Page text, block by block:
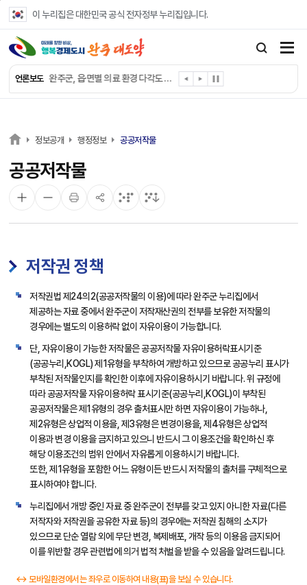
이 누리집은 대한민국 공식 전자정부 누리집입니다.
언론보도
완주군, ‘수의계약 총량제’ 개편 운영
완주군 청소년, 초록우산 지원으로 치과 치료
완주군, 읍·면별 의료 환경 다각도 진단한다
완주군, 모바일 헬스케어 “내 건강 변화 직접 확인”
정보공개 행정정보 공공저작물
공공저작물
저작권 정책
저작권법 제24의2(공공저작물의 이용)에 따라 완주군 누리집에서
제공하는 자료 중에서 완주군이 저작재산권의 전부를 보유한 저작물의
경우에는 별도의 이용허락 없이 자유이용이 가능합니다.
단, 자유이용이 가능한 저작물은 공공저작물 자유이용허락표시기준
(공공누리,KOGL) 제1유형을 부착하여 개방하고 있으므로 공공누리 표시가
부착된 저작물인지를 확인한 이후에 자유이용하시기 바랍니다. 위 규정에
따라 공공저작물 자유이용허락 표시기준(공공누리,KOGL)이 부착된
공공저작물은 제1유형의 경우 출처표시만 하면 자유이용이 가능하나,
제2유형은 상업적 이용을, 제3유형은 변경이용을, 제4유형은 상업적
이용과 변경 이용을 금지하고 있으니 반드시 그 이용조건을 확인하신 후
해당 이용조건의 범위 안에서 자유롭게 이용하시기 바랍니다.
또한, 제1유형을 포함한 어느 유형이든 반드시 저작물의 출처를 구체적으로
표시하여야 합니다.
누리집에서 개방 중인 자료 중 완주군이 전부를 갖고 있지 아니한 자료(다른
저작자와 저작권을 공유한 자료 등)의 경우에는 저작권 침해의 소지가
있으므로 단순 열람 외에 무단 변경, 복제배포, 개작 등의 이용음 금지되어
이를 위반할 경우 관련법에 의거 법적 처벌을 받을 수 있음을 알려드립니다.
↔ 모바일환경에서는 좌우로 이동하여 내용(표)을 보실 수 있습니다.